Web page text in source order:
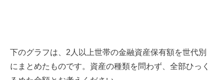
下のグラフは、2人以上世帯の金融資産保有額を世代別
にまとめたものです。資産の種類を問わず、全部ひっく